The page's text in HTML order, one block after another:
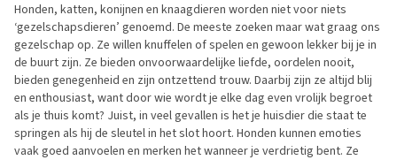
Honden, katten, konijnen en knaagdieren worden niet voor niets
‘gezelschapsdieren’ genoemd. De meeste zoeken maar wat graag ons
gezelschap op. Ze willen knuffelen of spelen en gewoon lekker bij je in
de buurt zijn. Ze bieden onvoorwaardelijke liefde, oordelen nooit,
bieden genegenheid en zijn ontzettend trouw. Daarbij zijn ze altijd blij
en enthousiast, want door wie wordt je elke dag even vrolijk begroet
als je thuis komt? Juist, in veel gevallen is het je huisdier die staat te
springen als hij de sleutel in het slot hoort. Honden kunnen emoties
vaak goed aanvoelen en merken het wanneer je verdrietig bent. Ze